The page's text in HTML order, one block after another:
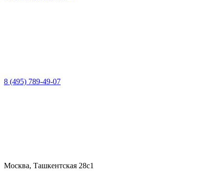
8 (495) 789-49-07
Москва, Ташкентская 28с1